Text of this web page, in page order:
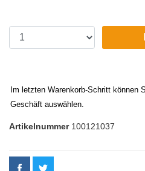
Im letzten Warenkorb-Schritt können
Geschäft auswählen.
Artikelnummer100121037